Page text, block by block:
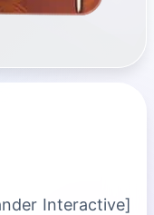
Interactive]